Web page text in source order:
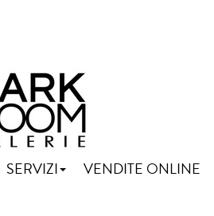
SERVIZI VENDITE ONLINE